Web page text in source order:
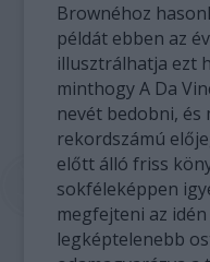
Brownéhoz
példát ebben az
illusztrálhatja ezt
minthogy A Da
nevét bedobni,
rekordszámú
előtt álló friss
sokféleképpen
megfejteni az
legképtelenebb